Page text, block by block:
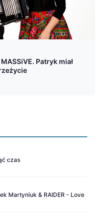
Patryk miał
czas
Martyniuk & RAIDER - Love